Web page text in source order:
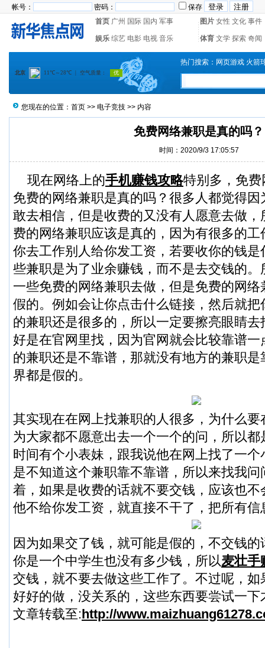
帐号： 密码：
保存
首页 广州 国际 国内 军事 图片 女性 文化 事件
娱乐 综艺 电影 电视 音乐 体育 文学 探索 奇闻
热门搜索： 网页游戏 火箭
您现在的位置： 首页 >> 电子竞技 >> 内容
免费网络兼职是真的吗？
时间：2020/9/3 17:05:57
现在网络上的手机赚钱攻略特别多，免
免费的网络兼职是真的吗？很多人都觉得
敢去相信，但是收费的又没有人愿意去做
费的网络兼职应该是真的，因为有很多的
你去工作别人给你发工资，若要收你的钱
些兼职是为了业余赚钱，而不是去交钱的
一些免费的网络兼职去做，但是免费的网
假的。例如会让你点击什么链接，然后就
的兼职还是很多的，所以一定要擦亮眼睛
好是在官网里找，因为官网就会比较靠谱
的兼职还是不靠谱，那就没有地方的兼职
界都是假的。
其实现在在网上找兼职的人很多，为什么
为大家都不愿意出去一个一个的问，所以
时间有个小表妹，跟我说他在网上找了一
是不知道这个兼职靠不靠谱，所以来找我
着，如果是收费的话就不要交钱，应该也
他不给你发工资，就直接不干了，把所有
因为如果交了钱，就可能是假的，不交钱
你是一个中学生也没有多少钱，所以麦壮手
交钱，就不要去做这些工作了。不过呢，
好好的做，没关系的，这些东西要尝试一下
文章转载至:http://